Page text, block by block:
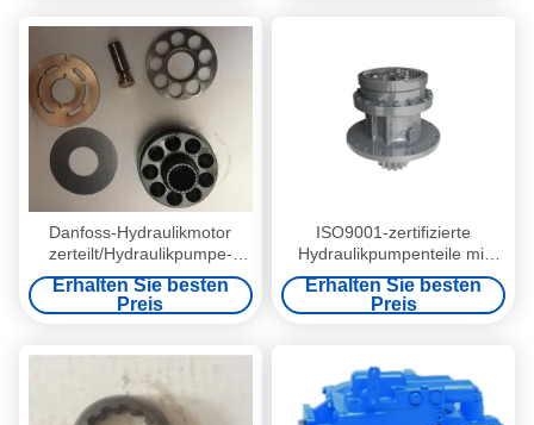
Danfoss-Hydraulikmotor
zerteilt/Hydraulikpumpe-
Ersatzteile Relacement
Erhalten Sie besten
Preis
ISO9001-zertifizierte
Hydraulikpumpenteile mit
maximalem Druck von 1000
PSI für CAT E320D2 Swing
Erhalten Sie besten
Preis